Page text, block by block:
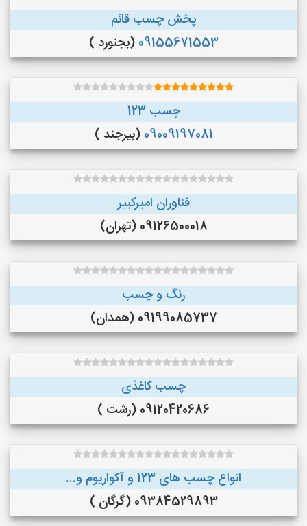
پخش چسب قائم
09155671553 (بجنورد )
چسب 123
09009197081 (بیرجند )
فناوران امیرکبیر
09126500018 (تهران)
رنگ و چسب
09199085737 (همدان)
چسب کاغذی
09120420686 (رشت )
انواع چسب های 123 و آکواریوم و...
09384529893 (گرگان )